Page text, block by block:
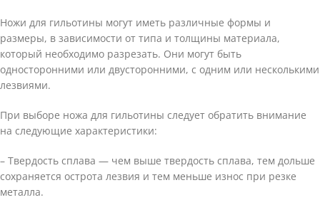
Ножи для гильотины могут иметь различные формы и
размеры, в зависимости от типа и толщины материала,
который необходимо разрезать. Они могут быть
односторонними или двусторонними, с одним или несколькими
лезвиями.
При выборе ножа для гильотины следует обратить внимание
на следующие характеристики:
– Твердость сплава — чем выше твердость сплава, тем дольше
сохраняется острота лезвия и тем меньше износ при резке
металла.